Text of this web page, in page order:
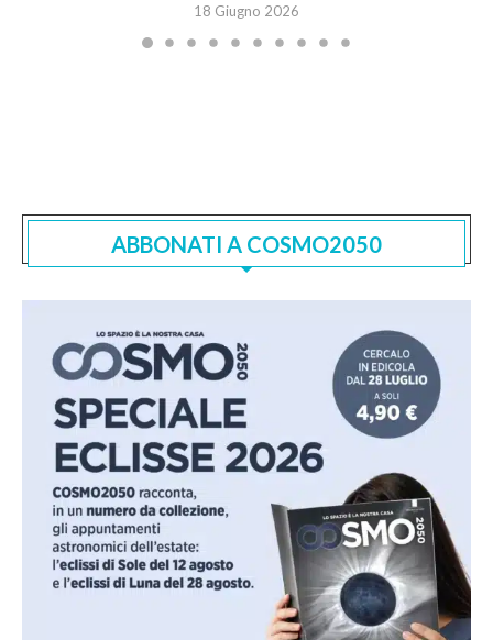
18 Giugno 2026
ABBONATI A COSMO2050